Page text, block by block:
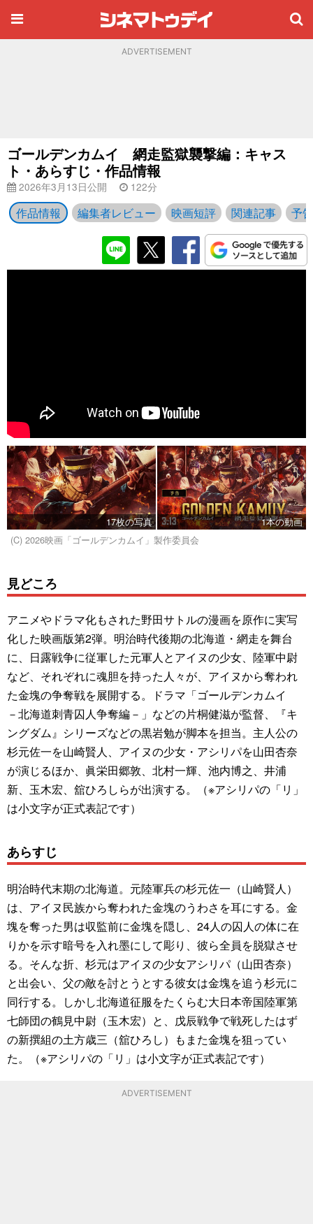
ADVERTISEMENT
ゴールデンカムイ 網走監獄襲撃編：キャス
ト・あらすじ・作品情報
2026年3月13日公開 122分
作品情報 編集者レビュー 映画短評 関連記事 予
17枚の写真
1本の動画
(C) 2026映画「ゴールデンカムイ」製作委員会
見どころ
アニメやドラマ化もされた野田サトルの漫画を原作に実写
化した映画版第2弾。明治時代後期の北海道・網走を舞台
に、日露戦争に従軍した元軍人とアイヌの少女、陸軍中尉
など、それぞれに魂胆を持った人々が、アイヌから奪われ
た金塊の争奪戦を展開する。ドラマ「ゴールデンカムイ
－北海道刺青囚人争奪編－」などの片桐健滋が監督、『キ
ングダム』シリーズなどの黒岩勉が脚本を担当。主人公の
杉元佐一を山崎賢人、アイヌの少女・アシリパを山田杏奈
が演じるほか、眞栄田郷敦、北村一輝、池内博之、井浦
新、玉木宏、舘ひろしらが出演する。（※アシリパの「リ」
は小文字が正式表記です）
あらすじ
明治時代末期の北海道。元陸軍兵の杉元佐一（山崎賢人）
は、アイヌ民族から奪われた金塊のうわさを耳にする。金
塊を奪った男は収監前に金塊を隠し、24人の囚人の体に在
りかを示す暗号を入れ墨にして彫り、彼ら全員を脱獄させ
る。そんな折、杉元はアイヌの少女アシリパ（山田杏奈）
と出会い、父の敵を討とうとする彼女は金塊を追う杉元に
同行する。しかし北海道征服をたくらむ大日本帝国陸軍第
七師団の鶴見中尉（玉木宏）と、戊辰戦争で戦死したはず
の新撰組の土方歳三（舘ひろし）もまた金塊を狙ってい
た。（※アシリパの「リ」は小文字が正式表記です）
ADVERTISEMENT